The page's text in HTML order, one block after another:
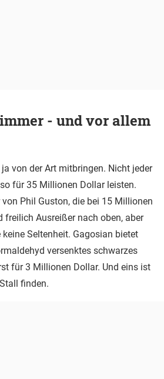
- und vor allem
von der Art mitbringen. Nicht jeder
für 35 Millionen Dollar leisten.
Phil Guston, die bei 15 Millionen
freilich Ausreißer nach oben, aber
Seltenheit. Gagosian bietet
versenktes schwarzes
für 3 Millionen Dollar. Und eins ist
finden.